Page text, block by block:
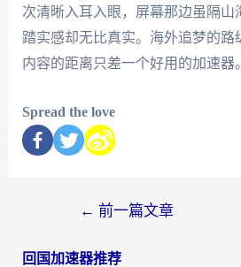
次清晰入耳入眼，屏幕那边虽隔山
踏实感却无比真实。海外追梦的路
内容的距离只差一个好用的加速器。
Spread the love
← 前一篇文章
回国加速器推荐